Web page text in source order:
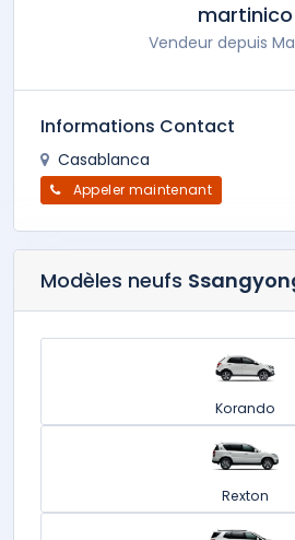
martinico
Vendeur depuis
Informations Contact
Casablanca
Appeler maintenant
Modèles neufs
Korando
Rexton